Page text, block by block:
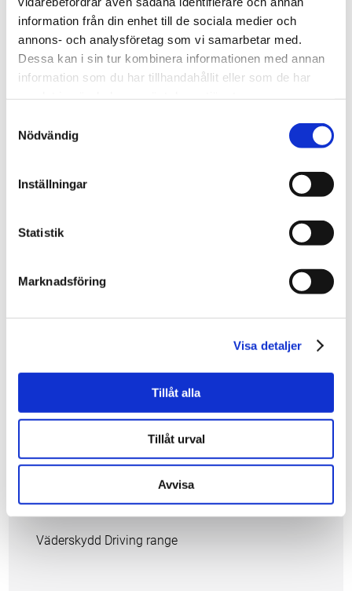
information från din enhet till de sociala medier och
annons- och analysföretag som vi samarbetar med.
Dessa kan i sin tur kombinera informationen med annan
information som du har tillhandahållit eller som de har
Nödvändig
Inställningar
Statistik
Marknadsföring
Visa detaljer
Tillåt alla
Tillåt urval
Avvisa
REFERENS
Byneset GK
Väderskydd Driving range